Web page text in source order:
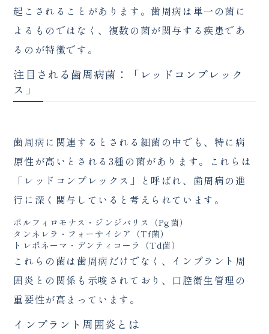
起こされることがあります。歯周病は単一の菌に
よるものではなく、複数の菌が関与する疾患であ
るのが特徴です。
注目される歯周病菌：「レッドコンプレック
ス」
歯周病に関連するとされる細菌の中でも、特に病
原性が高いとされる3種の菌があります。これらは
「レッドコンプレックス」と呼ばれ、歯周病の進
行に深く関与していると考えられています。
ポルフィロモナス・ジンジバリス（Pg菌）
タンネレラ・フォーサイシア（Tf菌）
トレポネーマ・デンティコーラ（Td菌）
これらの菌は歯周病だけでなく、インプラント周
囲炎との関係も示唆されており、口腔衛生管理の
重要性が高まっています。
インプラント周囲炎とは